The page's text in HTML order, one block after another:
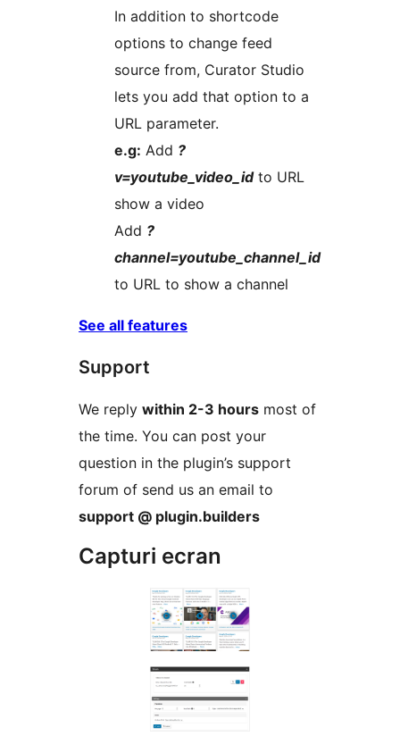
In addition to shortcode
options to change feed
source from, Curator Studio
lets you add that option to a
URL parameter.
e.g: Add ?
v=youtube_video_idto URL
show a video
Add ?
channel=youtube_channel_id
to URL to show a channel
See all features
Support
We reply within 2-3 hours most of
the time. You can post your
question in the plugin’s support
forum of send us an email to
support @ plugin.builders
Capturi ecran